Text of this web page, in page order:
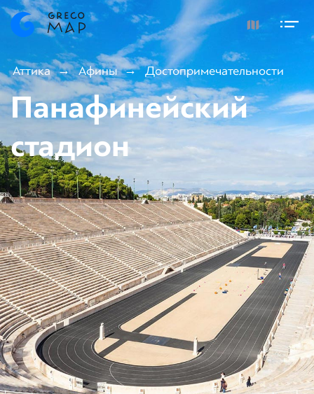
Аттика Афины Достопримечательности
Панафинейский
стадион